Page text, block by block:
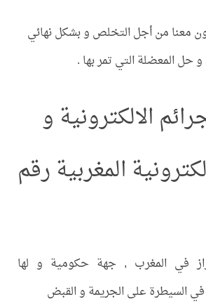
معنا من أجل التخلص و بشكل نهائي
حل المعضلة التي تمر بها .
الالكترونية و
المغربية رقم
في المغرب , جهة حكومية و لها
السيطرة على الجريمة و القبض